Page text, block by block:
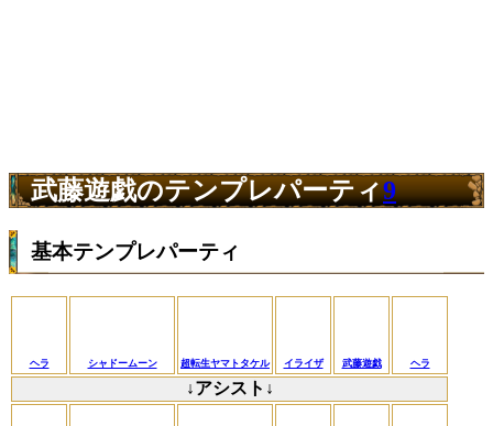
武藤遊戯のテンプレパーティ9
基本テンプレパーティ
ヘラ シャドームーン 超転生ヤマトタケル イライザ 武藤遊戯 ヘラ
↓アシスト↓